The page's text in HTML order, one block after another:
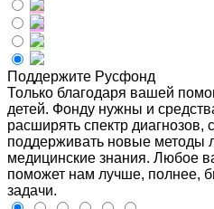
Поддержите Русфонд
Только благодаря вашей
детей. Фонду нужны и
расширять спектр диагнозов,
поддерживать новые методы
медицинские знания. Любое
поможет нам лучше, полнее,
задачи.